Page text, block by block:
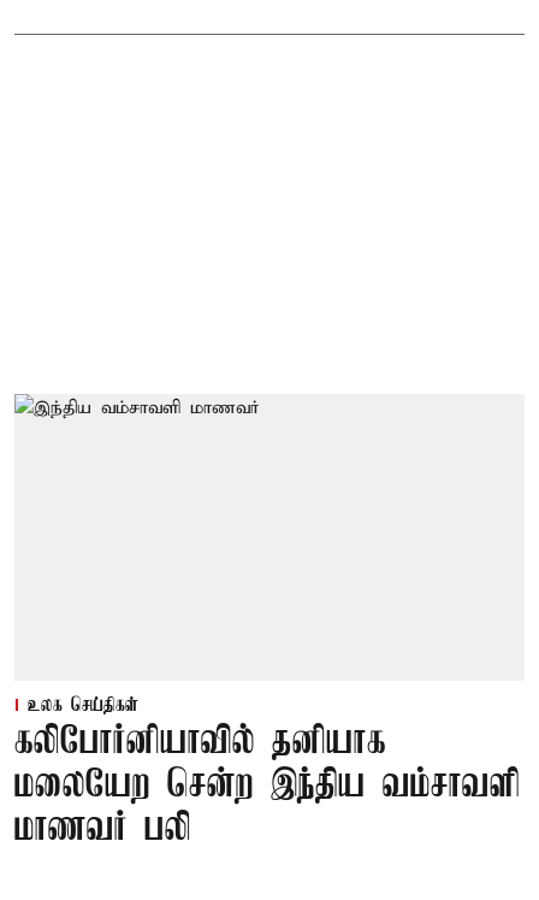
உலக செய்திகள்
கலிபோர்னியாவில் தனியாக
மலையேற சென்ற இந்திய வம்சாவளி
மாணவர் பலி